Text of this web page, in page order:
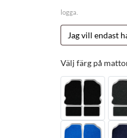
logga.
Välj färg på